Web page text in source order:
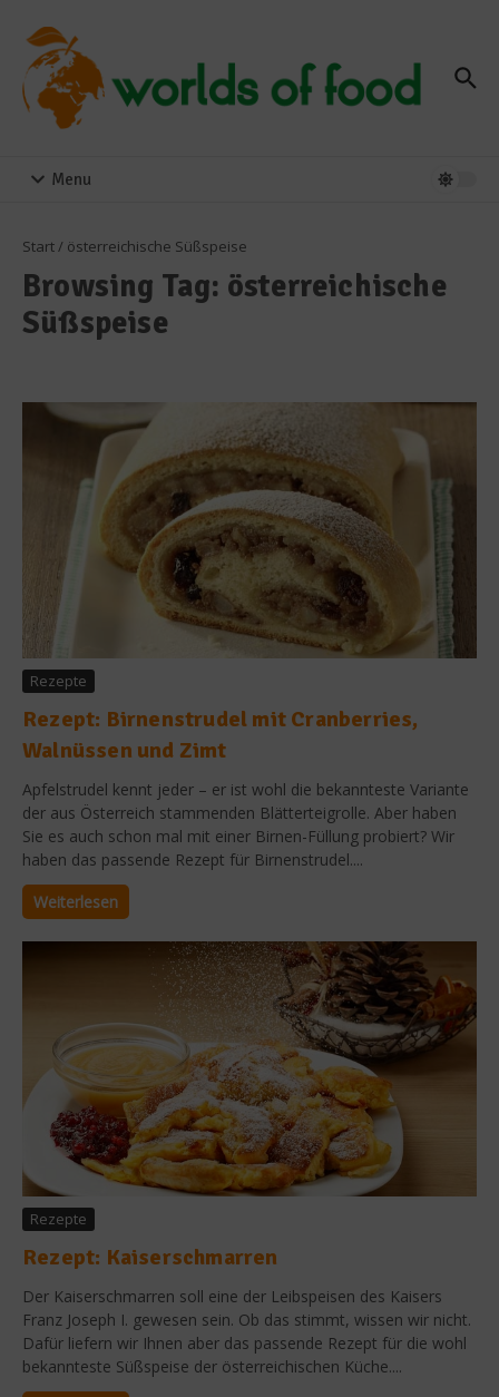
Menu
Start/ österreichische Süßspeise
Browsing Tag: österreichische
Süßspeise
Rezepte
Rezept: Birnenstrudel mit Cranberries,
Walnüssen und Zimt
Apfelstrudel kennt jeder – er ist wohl die bekannteste Variante
der aus Österreich stammenden Blätterteigrolle. Aber haben
Sie es auch schon mal mit einer Birnen-Füllung probiert? Wir
haben das passende Rezept für Birnenstrudel....
Weiterlesen
Rezepte
Rezept: Kaiserschmarren
Der Kaiserschmarren soll eine der Leibspeisen des Kaisers
Franz Joseph I. gewesen sein. Ob das stimmt, wissen wir nicht.
Dafür liefern wir Ihnen aber das passende Rezept für die wohl
bekannteste Süßspeise der österreichischen Küche....